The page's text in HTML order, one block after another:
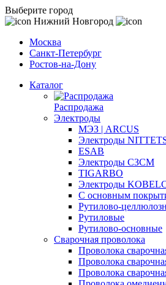
Выберите город
Нижний Новгород
Москва
Санкт-Петербург
Ростов-на-Дону
Каталог
Распродажа
Электроды
МЭЗ | ARCUS
Электроды
ESAB
Электроды СЗСМ
TIGARBO
Электроды
С основным
Рутилово-
Рутиловые
Рутилово-основные
Сварочная проволока
Проволока
Проволока
Проволока